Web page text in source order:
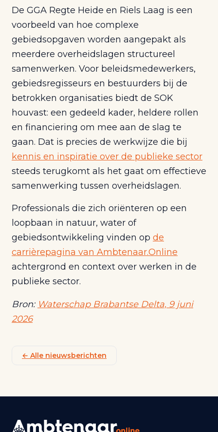
De GGA Regte Heide en Riels Laag is een
voorbeeld van hoe complexe
gebiedsopgaven worden aangepakt als
meerdere overheidslagen structureel
samenwerken. Voor beleidsmedewerkers,
gebiedsregisseurs en bestuurders bij de
betrokken organisaties biedt de SOK
houvast: een gedeeld kader, heldere rollen
en financiering om mee aan de slag te
gaan. Dat is precies de werkwijze die bij
kennis en inspiratie over de publieke sector
steeds terugkomt als het gaat om effectieve
samenwerking tussen overheidslagen.
Professionals die zich oriënteren op een
loopbaan in natuur, water of
gebiedsontwikkeling vinden op de
carrièrepagina van Ambtenaar.Online
achtergrond en context over werken in de
publieke sector.
Bron: Waterschap Brabantse Delta, 9 juni
2026
← Alle nieuwsberichten